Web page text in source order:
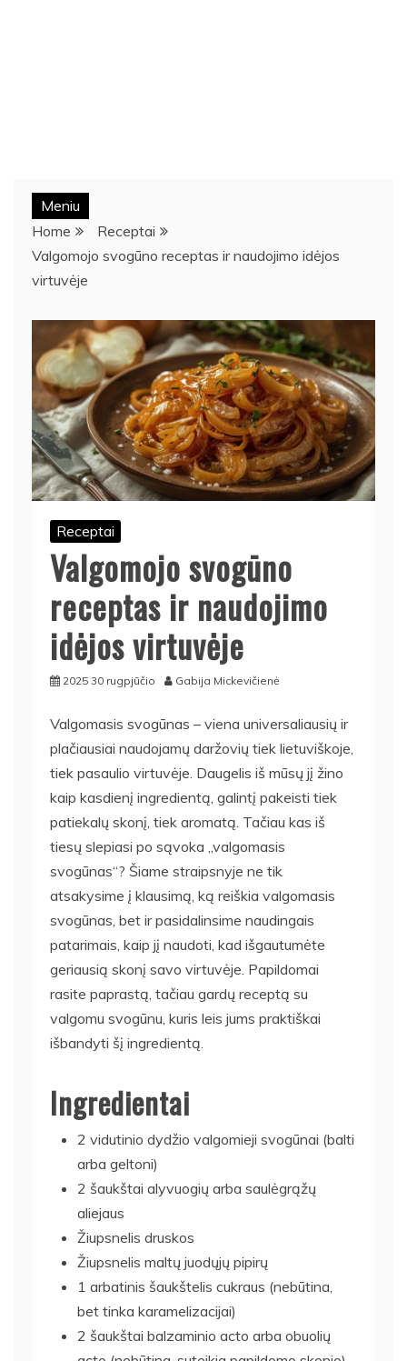
Meniu
Home
Receptai
Valgomojo svogūno receptas ir naudojimo idėjos
virtuvėje
Receptai
Valgomojo svogūno
receptas ir naudojimo
idėjos virtuvėje
2025 30 rugpjūčio Gabija Mickevičienė
Valgomasis svogūnas – viena universaliausių ir
plačiausiai naudojamų daržovių tiek lietuviškoje,
tiek pasaulio virtuvėje. Daugelis iš mūsų jį žino
kaip kasdienį ingredientą, galintį pakeisti tiek
patiekalų skonį, tiek aromatą. Tačiau kas iš
tiesų slepiasi po sąvoka „valgomasis
svogūnas“? Šiame straipsnyje ne tik
atsakysime į klausimą, ką reiškia valgomasis
svogūnas, bet ir pasidalinsime naudingais
patarimais, kaip jį naudoti, kad išgautumėte
geriausią skonį savo virtuvėje. Papildomai
rasite paprastą, tačiau gardų receptą su
valgomu svogūnu, kuris leis jums praktiškai
išbandyti šį ingredientą.
Ingredientai
2 vidutinio dydžio valgomieji svogūnai (balti
arba geltoni)
2 šaukštai alyvuogių arba saulėgrąžų
aliejaus
Žiupsnelis druskos
Žiupsnelis maltų juodųjų pipirų
1 arbatinis šaukštelis cukraus (nebūtina,
bet tinka karamelizacijai)
2 šaukštai balzaminio acto arba obuolių